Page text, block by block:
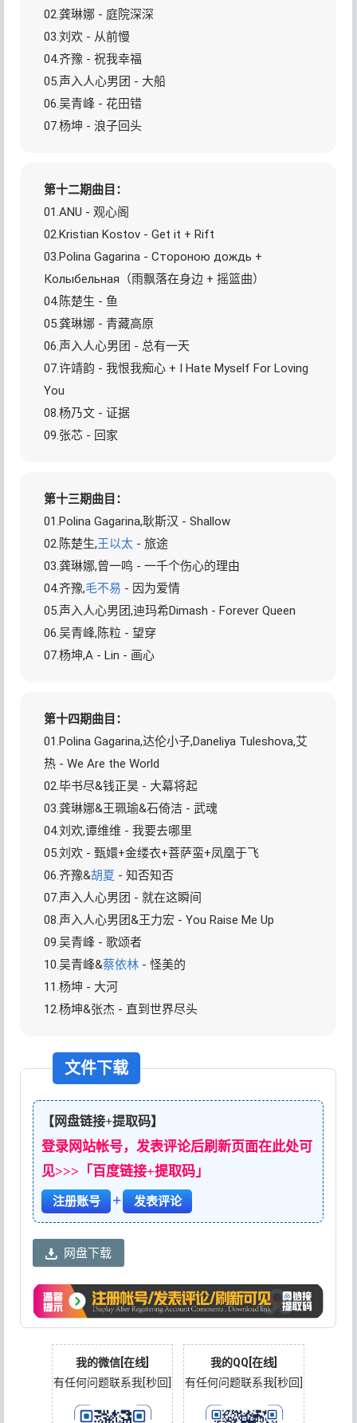
02.龚琳娜 - 庭院深深
03.刘欢 - 从前慢
04.齐豫 - 祝我幸福
05.声入人心男团 - 大船
06.吴青峰 - 花田错
07.杨坤 - 浪子回头
第十二期曲目：
01.ANU - 观心阁
02.Kristian Kostov - Get it + Rift
03.Polina Gagarina - Cтороною дождь +
Колыбельная（雨飘落在身边 + 摇篮曲）
04.陈楚生 - 鱼
05.龚琳娜 - 青藏高原
06.声入人心男团 - 总有一天
07.许靖韵 - 我恨我痴心 + I Hate Myself For Loving
You
08.杨乃文 - 证据
09.张芯 - 回家
第十三期曲目：
01.Polina Gagarina,耿斯汉 - Shallow
02.陈楚生,王以太 - 旅途
03.龚琳娜,曾一鸣 - 一千个伤心的理由
04.齐豫,毛不易 - 因为爱情
05.声入人心男团,迪玛希Dimash - Forever Queen
06.吴青峰,陈粒 - 望穿
07.杨坤,A - Lin - 画心
第十四期曲目：
01.Polina Gagarina,达伦小子,Daneliya Tuleshova,艾
热 - We Are the World
02.毕书尽&钱正昊 - 大幕将起
03.龚琳娜&王珮瑜&石倚洁 - 武魂
04.刘欢,谭维维 - 我要去哪里
05.刘欢 - 甄嬛+金缕衣+菩萨蛮+凤凰于飞
06.齐豫&胡夏 - 知否知否
07.声入人心男团 - 就在这瞬间
08.声入人心男团&王力宏 - You Raise Me Up
09.吴青峰 - 歌颂者
10.吴青峰&蔡依林 - 怪美的
11.杨坤 - 大河
12.杨坤&张杰 - 直到世界尽头
文件下载
【网盘链接+提取码】
登录网站帐号，发表评论后刷新页面在此处可
见>>>「百度链接+提取码」
注册账号 + 发表评论
网盘下载
我的微信[在线]
有任何问题联系我[秒回]
我的QQ[在线]
有任何问题联系我[秒回]